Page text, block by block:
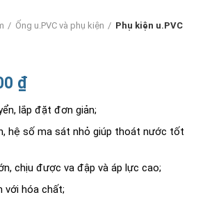
Ống u.PVC và phụ kiện Phụ kiện u.PVC
₫
lắp đặt đơn giản;
hệ số ma sát nhỏ giúp thoát nước tốt
chịu được va đập và áp lực cao;
với hóa chất;